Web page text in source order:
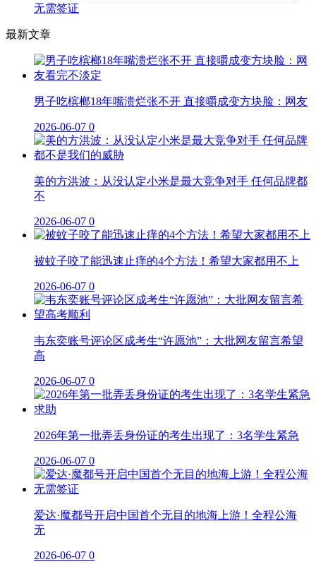
无需签证
最新文章
男子吃槟榔18年嘴溃烂张不开 直接嚼成变方块脸：网友
2026-06-07 0
美的方洪波：从没认定小米是最大竞争对手 任何品牌都
不
2026-06-07 0
被蚊子咬了能迅速止痒的4个方法！希望大家都用不上
2026-06-07 0
韦东奕账号评论区成考生“许愿池”：大批网友留言希望
高
2026-06-07 0
2026年第一批弄丢身份证的考生出现了：3名学生紧急
2026-06-07 0
爱达·魔都号开启中国首个无目的地海上游！全程公海
无
2026-06-07 0